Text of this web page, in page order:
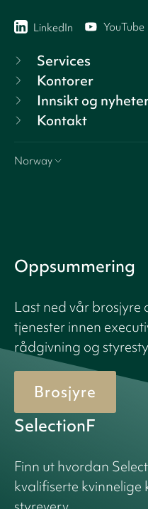
LinkedIn YouTube
Services
Kontorer
Innsikt og
Kontakt
Norway
Oppsummering
Last ned vår
tjenester innen
rådgivning og
Brosjyre
SelectionF
Finn ut hvordan
kvalifiserte